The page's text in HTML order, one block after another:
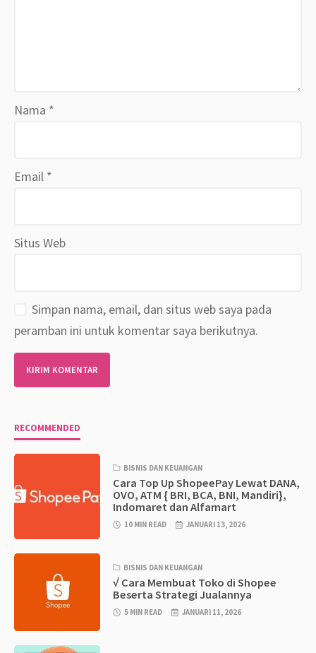
Nama *
Email *
Situs Web
Simpan nama, email, dan situs web saya pada
peramban ini untuk komentar saya berikutnya.
RECOMMENDED
BISNIS DAN KEUANGAN
Cara Top Up ShopeePay Lewat DANA,
OVO, ATM { BRI, BCA, BNI, Mandiri},
Indomaret dan Alfamart
10 MIN READ JANUARI 13, 2026
BISNIS DAN KEUANGAN
√ Cara Membuat Toko di Shopee
Beserta Strategi Jualannya
5 MIN READ JANUARI 11, 2026